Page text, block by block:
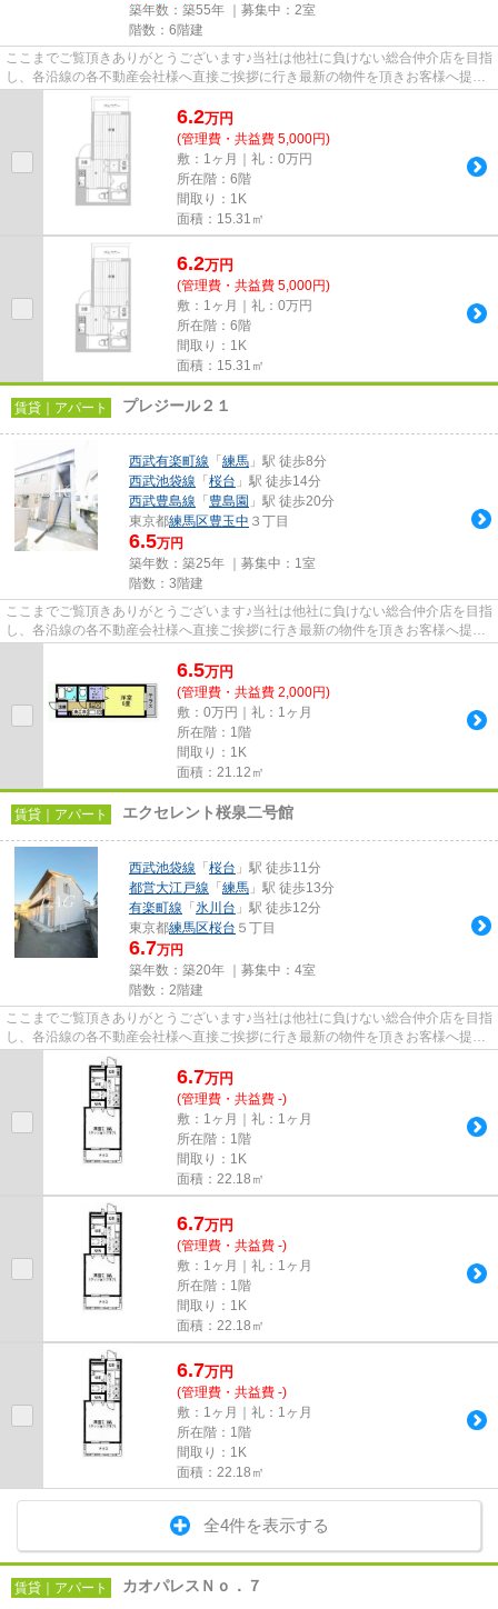
築年数：築55年 ｜募集中： 2室
階数：6階建
ここまでご覧頂きありがとうございます♪当社は他社に負けない総合仲介店を目指
し、各沿線の各不動産会社様へ直接ご挨拶に行き最新の物件を頂きお客様へ提供
しております！最新の情報は...
6.2万円
(管理費・共益費 5,000円)
敷：1ヶ月｜礼：0万円
所在階：6階
間取り：1K
面積：15.31㎡
6.2万円
(管理費・共益費 5,000円)
敷：1ヶ月｜礼：0万円
所在階：6階
間取り：1K
面積：15.31㎡
賃貸｜アパート プレジール２１
西武有楽町線 「 練馬 」駅 徒歩8分
西武池袋線 「 桜台 」駅 徒歩14分
西武豊島線 「 豊島園 」駅 徒歩20分
東京都練馬区豊玉中 ３丁目
6.5万円
築年数：築25年 ｜募集中： 1室
階数：3階建
ここまでご覧頂きありがとうございます♪当社は他社に負けない総合仲介店を目指
し、各沿線の各不動産会社様へ直接ご挨拶に行き最新の物件を頂きお客様へ提供
6.5万円
(管理費・共益費 2,000円)
敷：0万円｜礼：1ヶ月
所在階：1階
間取り：1K
面積：21.12㎡
賃貸｜アパート エクセレント桜泉二号館
西武池袋線 「 桜台 」駅 徒歩11分
都営大江戸線 「 練馬 」駅 徒歩13分
有楽町線 「 氷川台 」駅 徒歩12分
東京都練馬区桜台 ５丁目
6.7万円
築年数：築20年 ｜募集中： 4室
階数：2階建
ここまでご覧頂きありがとうございます♪当社は他社に負けない総合仲介店を目指
し、各沿線の各不動産会社様へ直接ご挨拶に行き最新の物件を頂きお客様へ提供
しております！最新の情報は...
6.7万円
(管理費・共益費 -)
敷：1ヶ月｜礼：1ヶ月
所在階：1階
間取り：1K
面積：22.18㎡
6.7万円
(管理費・共益費 -)
敷：1ヶ月｜礼：1ヶ月
所在階：1階
間取り：1K
面積：22.18㎡
6.7万円
(管理費・共益費 -)
敷：1ヶ月｜礼：1ヶ月
所在階：1階
間取り：1K
面積：22.18㎡
全4件を表示する
賃貸｜アパート カオパレスＮｏ．７